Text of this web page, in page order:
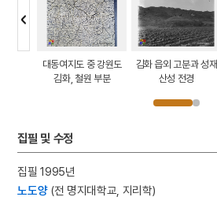
대동여지도 중 강원도
김화, 철원 부분
김화 읍외 고분과 성재
산성 전경
집필 및 수정
집필 1995년
노도양 (전 명지대학교, 지리학)